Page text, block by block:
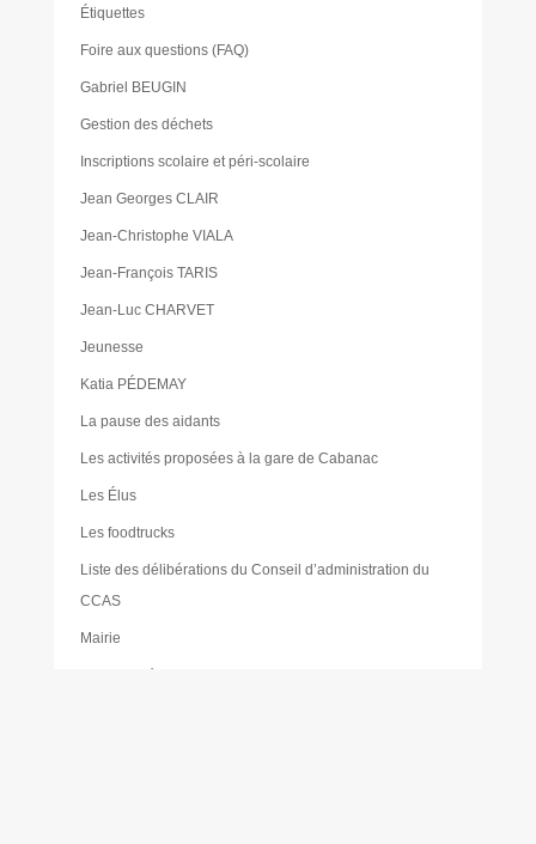
Étiquettes
Foire aux questions (FAQ)
Gabriel BEUGIN
Gestion des déchets
Inscriptions scolaire et péri-scolaire
Jean Georges CLAIR
Jean-Christophe VIALA
Jean-François TARIS
Jean-Luc CHARVET
Jeunesse
Katia PÉDEMAY
La pause des aidants
Les activités proposées à la gare de Cabanac
Les Élus
Les foodtrucks
Liste des délibérations du Conseil d’administration du
CCAS
Mairie
Mentions légales